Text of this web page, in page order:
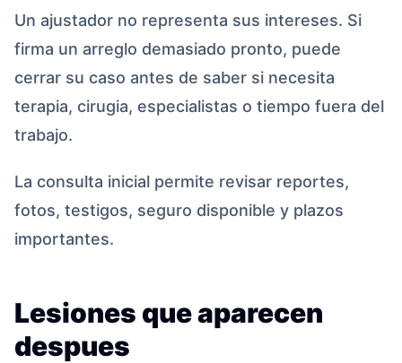
Un ajustador no representa sus intereses. Si
firma un arreglo demasiado pronto, puede
cerrar su caso antes de saber si necesita
terapia, cirugia, especialistas o tiempo fuera del
trabajo.
La consulta inicial permite revisar reportes,
fotos, testigos, seguro disponible y plazos
importantes.
Lesiones que aparecen
despues